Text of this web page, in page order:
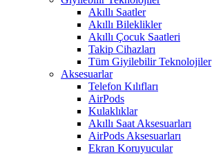
Akıllı Saatler
Akıllı Bileklikler
Akıllı Çocuk Saatleri
Takip Cihazları
Tüm Giyilebilir Teknolojiler
Aksesuarlar
Telefon Kılıfları
AirPods
Kulaklıklar
Akıllı Saat Aksesuarları
AirPods Aksesuarları
Ekran Koruyucular